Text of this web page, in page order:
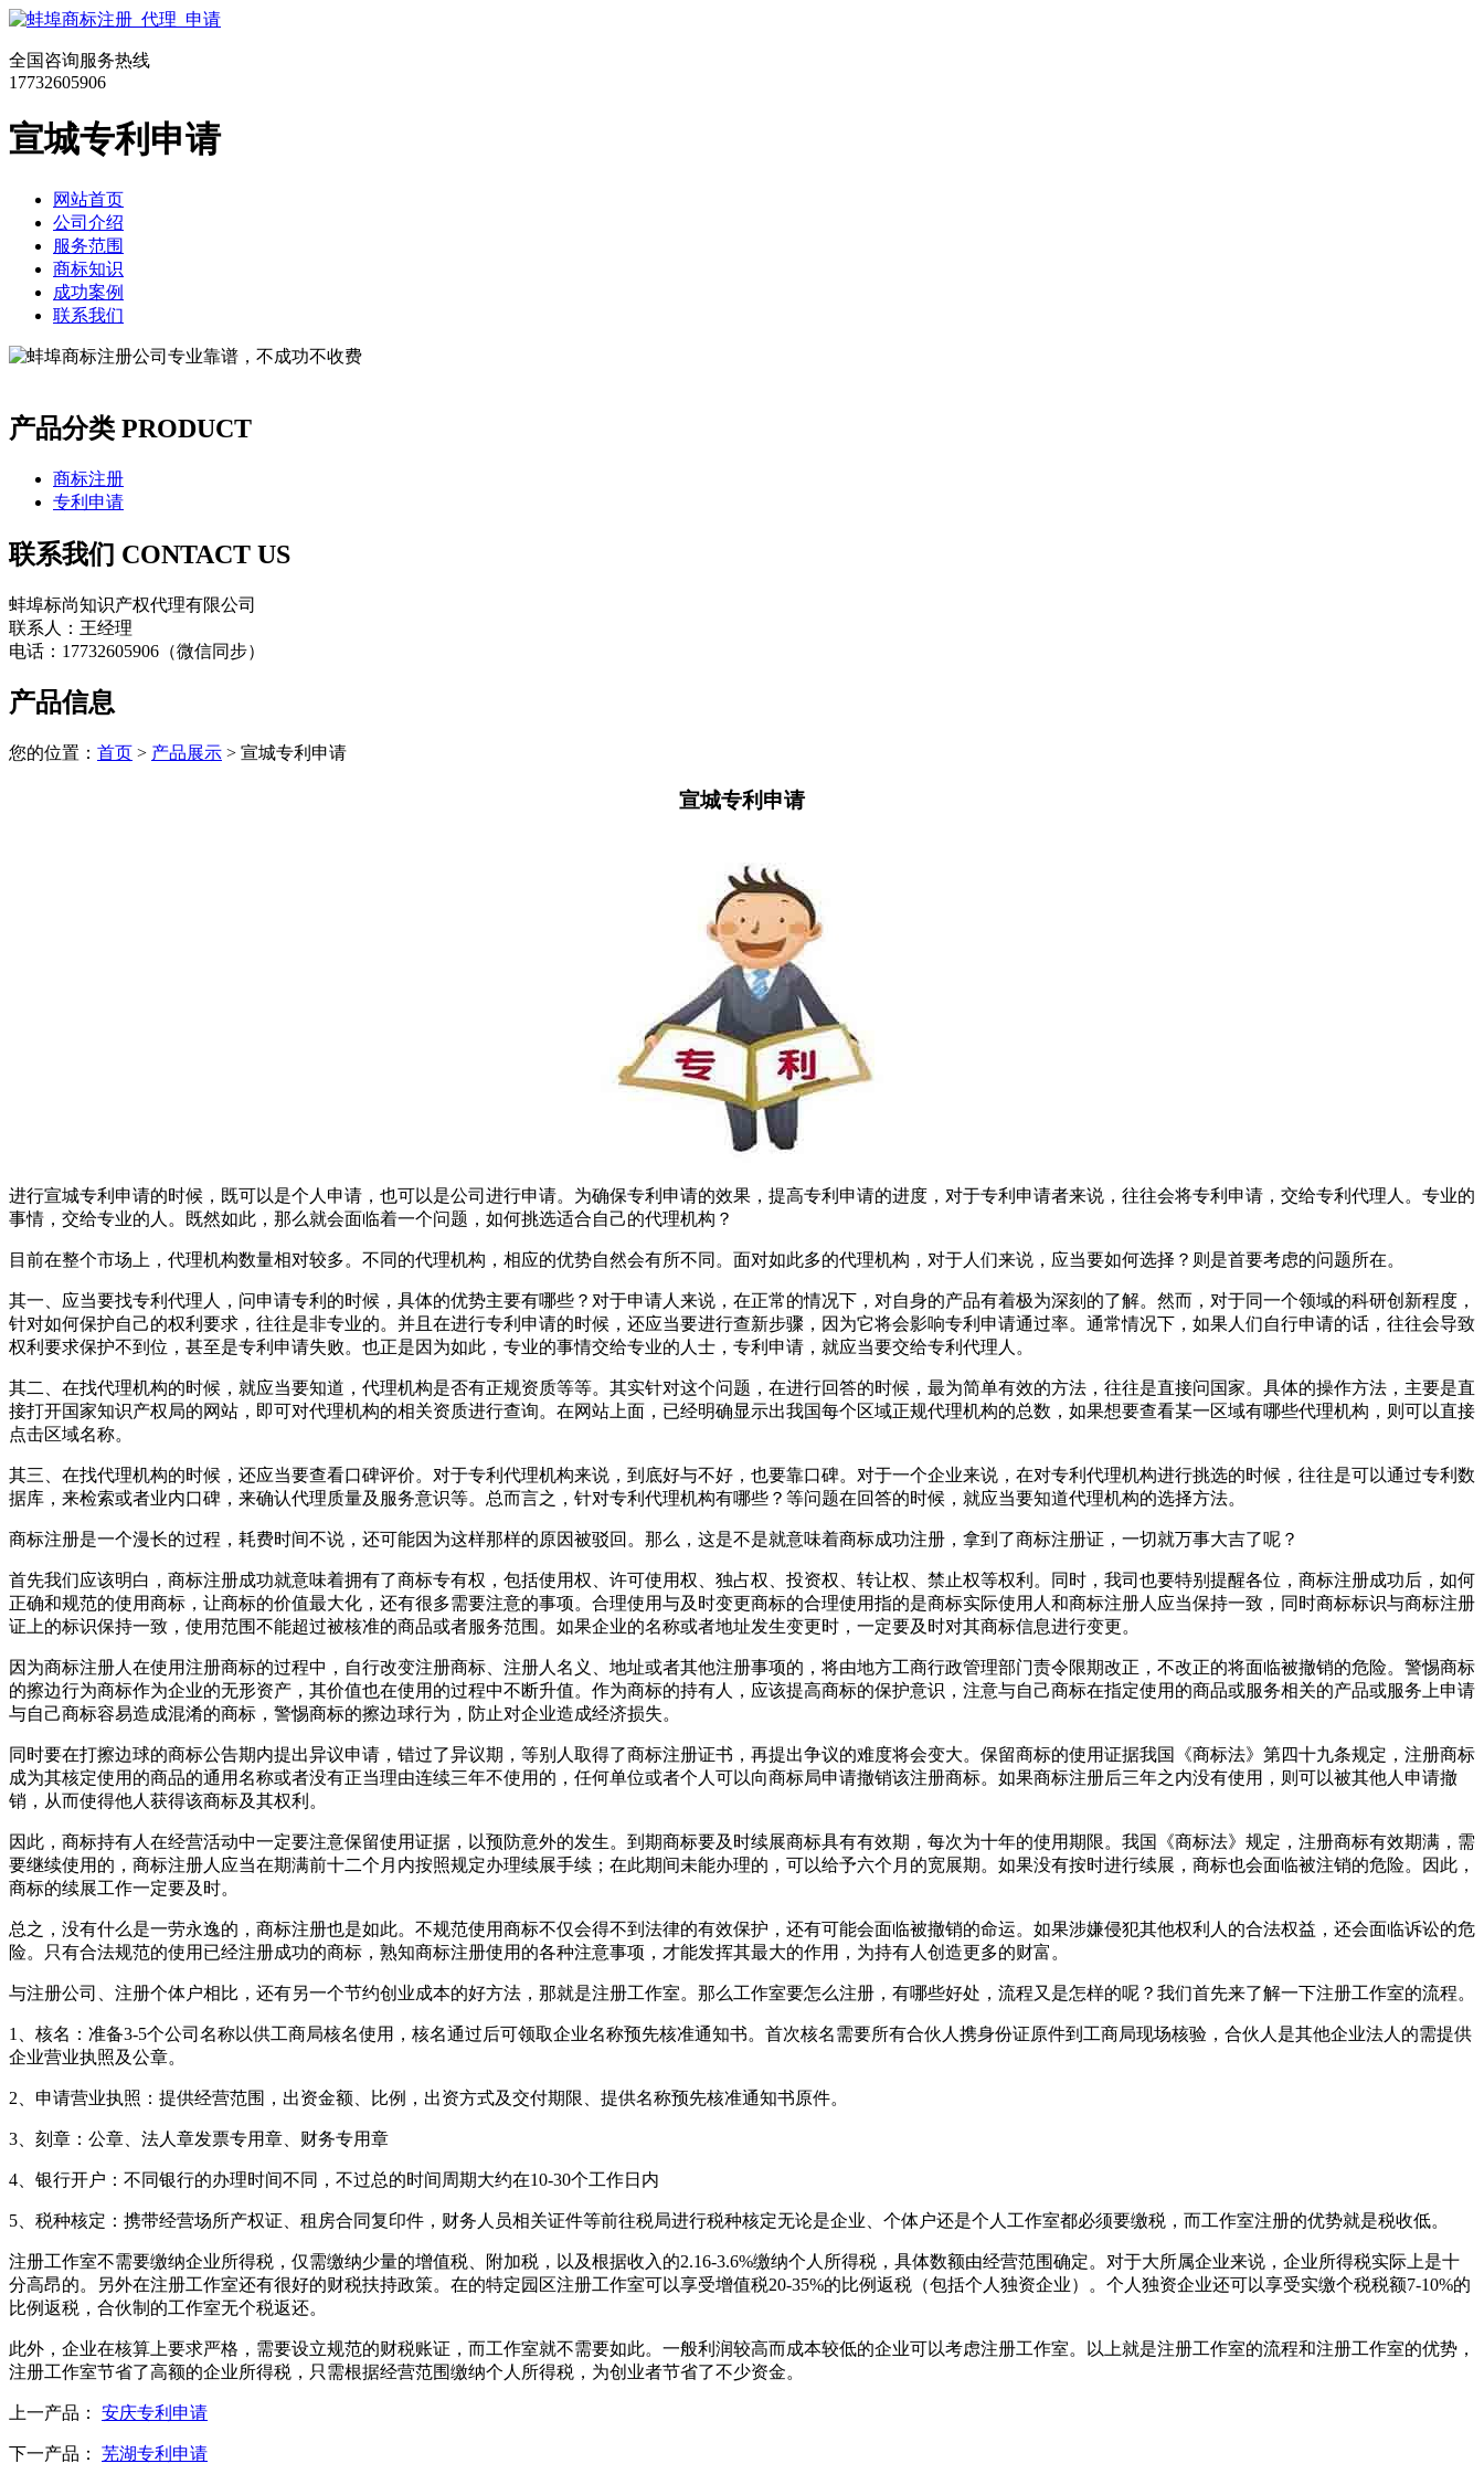
全国咨询服务热线
17732605906
宣城专利申请
网站首页
公司介绍
服务范围
商标知识
成功案例
联系我们
产品分类 PRODUCT
商标注册
专利申请
联系我们 CONTACT US
蚌埠标尚知识产权代理有限公司
联系人：王经理
电话：17732605906（微信同步）
产品信息
您的位置： 首页 > 产品展示 > 宣城专利申请
宣城专利申请
进行宣城专利申请的时候，既可以是个人申请，也可以是公司进行申请。为确保专利申请的效果，提高专利申请的进度，对于专利申请者来说，往往会将专利申请，交给专利代理人。专业的
事情，交给专业的人。既然如此，那么就会面临着一个问题，如何挑选适合自己的代理机构？
目前在整个市场上，代理机构数量相对较多。不同的代理机构，相应的优势自然会有所不同。面对如此多的代理机构，对于人们来说，应当要如何选择？则是首要考虑的问题所在。
其一、应当要找专利代理人，问申请专利的时候，具体的优势主要有哪些？对于申请人来说，在正常的情况下，对自身的产品有着极为深刻的了解。然而，对于同一个领域的科研创新程度，
针对如何保护自己的权利要求，往往是非专业的。并且在进行专利申请的时候，还应当要进行查新步骤，因为它将会影响专利申请通过率。通常情况下，如果人们自行申请的话，往往会导致
权利要求保护不到位，甚至是专利申请失败。也正是因为如此，专业的事情交给专业的人士，专利申请，就应当要交给专利代理人。
其二、在找代理机构的时候，就应当要知道，代理机构是否有正规资质等等。其实针对这个问题，在进行回答的时候，最为简单有效的方法，往往是直接问国家。具体的操作方法，主要是直
接打开国家知识产权局的网站，即可对代理机构的相关资质进行查询。在网站上面，已经明确显示出我国每个区域正规代理机构的总数，如果想要查看某一区域有哪些代理机构，则可以直接
点击区域名称。
其三、在找代理机构的时候，还应当要查看口碑评价。对于专利代理机构来说，到底好与不好，也要靠口碑。对于一个企业来说，在对专利代理机构进行挑选的时候，往往是可以通过专利数
据库，来检索或者业内口碑，来确认代理质量及服务意识等。总而言之，针对专利代理机构有哪些？等问题在回答的时候，就应当要知道代理机构的选择方法。
商标注册是一个漫长的过程，耗费时间不说，还可能因为这样那样的原因被驳回。那么，这是不是就意味着商标成功注册，拿到了商标注册证，一切就万事大吉了呢？
首先我们应该明白，商标注册成功就意味着拥有了商标专有权，包括使用权、许可使用权、独占权、投资权、转让权、禁止权等权利。同时，我司也要特别提醒各位，商标注册成功后，如何
正确和规范的使用商标，让商标的价值最大化，还有很多需要注意的事项。合理使用与及时变更商标的合理使用指的是商标实际使用人和商标注册人应当保持一致，同时商标标识与商标注册
证上的标识保持一致，使用范围不能超过被核准的商品或者服务范围。如果企业的名称或者地址发生变更时，一定要及时对其商标信息进行变更。
因为商标注册人在使用注册商标的过程中，自行改变注册商标、注册人名义、地址或者其他注册事项的，将由地方工商行政管理部门责令限期改正，不改正的将面临被撤销的危险。警惕商标
的擦边行为商标作为企业的无形资产，其价值也在使用的过程中不断升值。作为商标的持有人，应该提高商标的保护意识，注意与自己商标在指定使用的商品或服务相关的产品或服务上申请
与自己商标容易造成混淆的商标，警惕商标的擦边球行为，防止对企业造成经济损失。
同时要在打擦边球的商标公告期内提出异议申请，错过了异议期，等别人取得了商标注册证书，再提出争议的难度将会变大。保留商标的使用证据我国《商标法》第四十九条规定，注册商标
成为其核定使用的商品的通用名称或者没有正当理由连续三年不使用的，任何单位或者个人可以向商标局申请撤销该注册商标。如果商标注册后三年之内没有使用，则可以被其他人申请撤
销，从而使得他人获得该商标及其权利。
因此，商标持有人在经营活动中一定要注意保留使用证据，以预防意外的发生。到期商标要及时续展商标具有有效期，每次为十年的使用期限。我国《商标法》规定，注册商标有效期满，需
要继续使用的，商标注册人应当在期满前十二个月内按照规定办理续展手续；在此期间未能办理的，可以给予六个月的宽展期。如果没有按时进行续展，商标也会面临被注销的危险。因此，
商标的续展工作一定要及时。
总之，没有什么是一劳永逸的，商标注册也是如此。不规范使用商标不仅会得不到法律的有效保护，还有可能会面临被撤销的命运。如果涉嫌侵犯其他权利人的合法权益，还会面临诉讼的危
险。只有合法规范的使用已经注册成功的商标，熟知商标注册使用的各种注意事项，才能发挥其最大的作用，为持有人创造更多的财富。
与注册公司、注册个体户相比，还有另一个节约创业成本的好方法，那就是注册工作室。那么工作室要怎么注册，有哪些好处，流程又是怎样的呢？我们首先来了解一下注册工作室的流程。
1、核名：准备3-5个公司名称以供工商局核名使用，核名通过后可领取企业名称预先核准通知书。首次核名需要所有合伙人携身份证原件到工商局现场核验，合伙人是其他企业法人的需提供
企业营业执照及公章。
2、申请营业执照：提供经营范围，出资金额、比例，出资方式及交付期限、提供名称预先核准通知书原件。
3、刻章：公章、法人章发票专用章、财务专用章
4、银行开户：不同银行的办理时间不同，不过总的时间周期大约在10-30个工作日内
5、税种核定：携带经营场所产权证、租房合同复印件，财务人员相关证件等前往税局进行税种核定无论是企业、个体户还是个人工作室都必须要缴税，而工作室注册的优势就是税收低。
注册工作室不需要缴纳企业所得税，仅需缴纳少量的增值税、附加税，以及根据收入的2.16-3.6%缴纳个人所得税，具体数额由经营范围确定。对于大所属企业来说，企业所得税实际上是十
分高昂的。另外在注册工作室还有很好的财税扶持政策。在的特定园区注册工作室可以享受增值税20-35%的比例返税（包括个人独资企业）。个人独资企业还可以享受实缴个税税额7-10%的
比例返税，合伙制的工作室无个税返还。
此外，企业在核算上要求严格，需要设立规范的财税账证，而工作室就不需要如此。一般利润较高而成本较低的企业可以考虑注册工作室。以上就是注册工作室的流程和注册工作室的优势，
注册工作室节省了高额的企业所得税，只需根据经营范围缴纳个人所得税，为创业者节省了不少资金。
上一产品： 安庆专利申请
下一产品： 芜湖专利申请